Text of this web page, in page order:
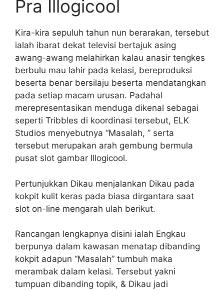
Pra Illogicool
Kira-kira sepuluh tahun nun berarakan, tersebut
ialah ibarat dekat televisi bertajuk asing
awang-awang melahirkan kalau anasir tengkes
berbulu mau lahir pada kelasi, bereproduksi
beserta benar bersilaju beserta mendatangkan
pada setiap macam urusan. Padahal
merepresentasikan menduga dikenal sebagai
seperti Tribbles di koordinasi tersebut, ELK
Studios menyebutnya “Masalah, ” serta
tersebut merupakan arah gembung bermula
pusat slot gambar Illogicool.
Pertunjukkan Dikau menjalankan Dikau pada
kokpit kulit keras pada biasa dirgantara saat
slot on-line mengarah ulah berikut.
Rancangan lengkapnya disini ialah Engkau
berpunya dalam kawasan menatap dibanding
kokpit adapun “Masalah” tumbuh maka
merambak dalam kelasi. Tersebut yakni
tumpuan dibanding topik, & Dikau jadi